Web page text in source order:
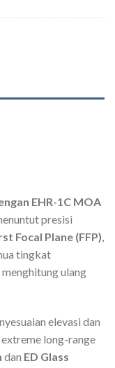
EHR-1C MOA
presisi
Focal Plane (FFP),
tingkat
ulang
elevasi dan
long-range
dan ED Glass